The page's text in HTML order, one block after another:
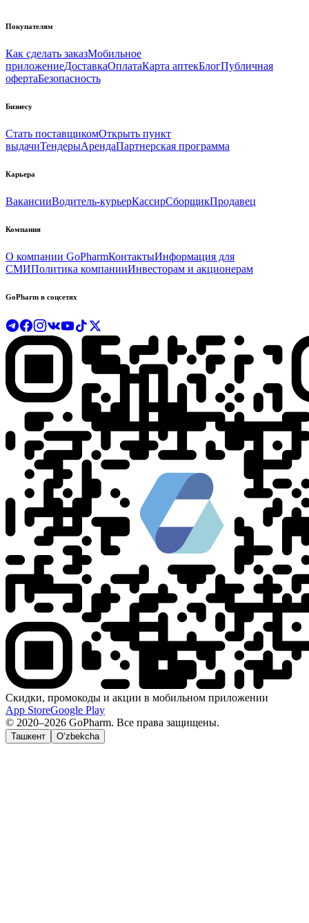
Покупателям
Как сделать заказМобильное
приложениеДоставкаОплатаКарта аптекБлогПубличная
офертаБезопасность
Бизнесу
Стать поставщикомОткрыть пункт
выдачиТендерыАрендаПартнерская программа
Карьера
ВакансииВодитель-курьерКассирСборщикПродавец
Компания
О компании GoPharmКонтактыИнформация для
СМИПолитика компанииИнвесторам и акционерам
GoPharm в соцсетях
Скидки, промокоды и акции в мобильном приложении
App StoreGoogle Play
© 2020–2026 GoPharm. Все права защищены.
Ташкент O‘zbekcha